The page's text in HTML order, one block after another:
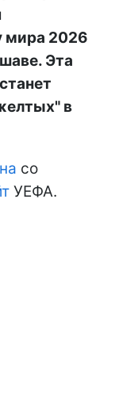
мира 2026
Эта
в
со
УЕФА.